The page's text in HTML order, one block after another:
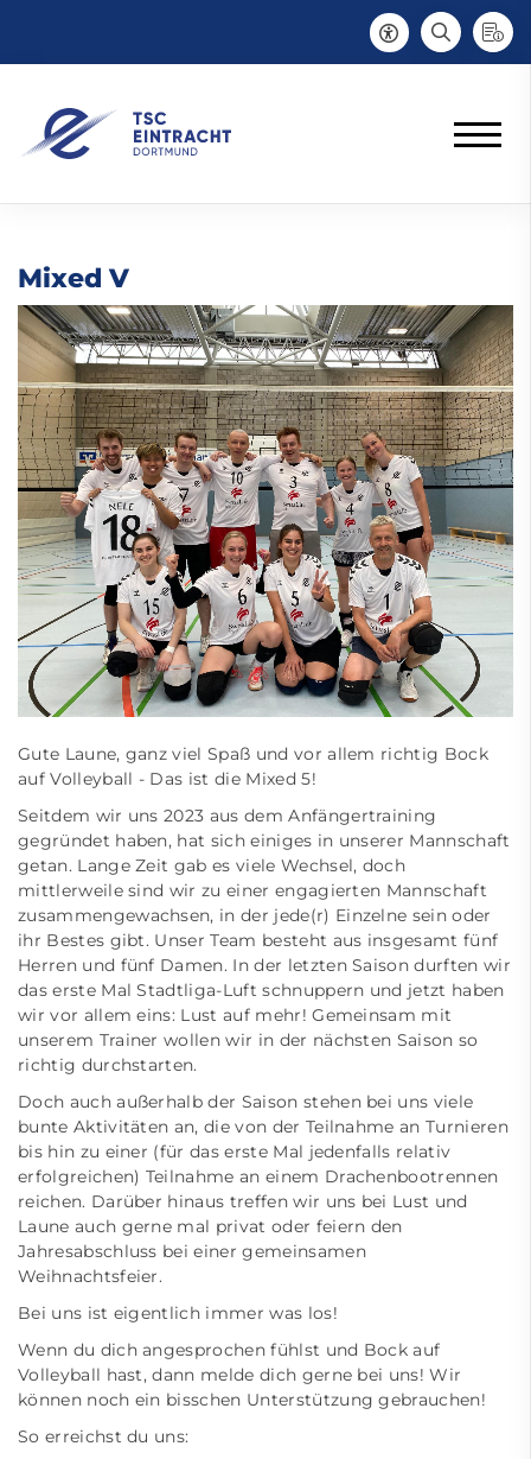
Mixed V
Gute Laune, ganz viel Spaß und vor allem richtig Bock
auf Volleyball - Das ist die Mixed 5!
Seitdem wir uns 2023 aus dem Anfängertraining
gegründet haben, hat sich einiges in unserer Mannschaft
getan. Lange Zeit gab es viele Wechsel, doch
mittlerweile sind wir zu einer engagierten Mannschaft
zusammengewachsen, in der jede(r) Einzelne sein oder
ihr Bestes gibt. Unser Team besteht aus insgesamt fünf
Herren und fünf Damen. In der letzten Saison durften wir
das erste Mal Stadtliga-Luft schnuppern und jetzt haben
wir vor allem eins: Lust auf mehr! Gemeinsam mit
unserem Trainer wollen wir in der nächsten Saison so
richtig durchstarten.
Doch auch außerhalb der Saison stehen bei uns viele
bunte Aktivitäten an, die von der Teilnahme an Turnieren
bis hin zu einer (für das erste Mal jedenfalls relativ
erfolgreichen) Teilnahme an einem Drachenbootrennen
reichen. Darüber hinaus treffen wir uns bei Lust und
Laune auch gerne mal privat oder feiern den
Jahresabschluss bei einer gemeinsamen
Weihnachtsfeier.
Bei uns ist eigentlich immer was los!
Wenn du dich angesprochen fühlst und Bock auf
Volleyball hast, dann melde dich gerne bei uns! Wir
können noch ein bisschen Unterstützung gebrauchen!
So erreichst du uns: